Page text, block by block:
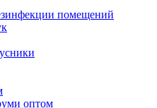
помещений
оптом